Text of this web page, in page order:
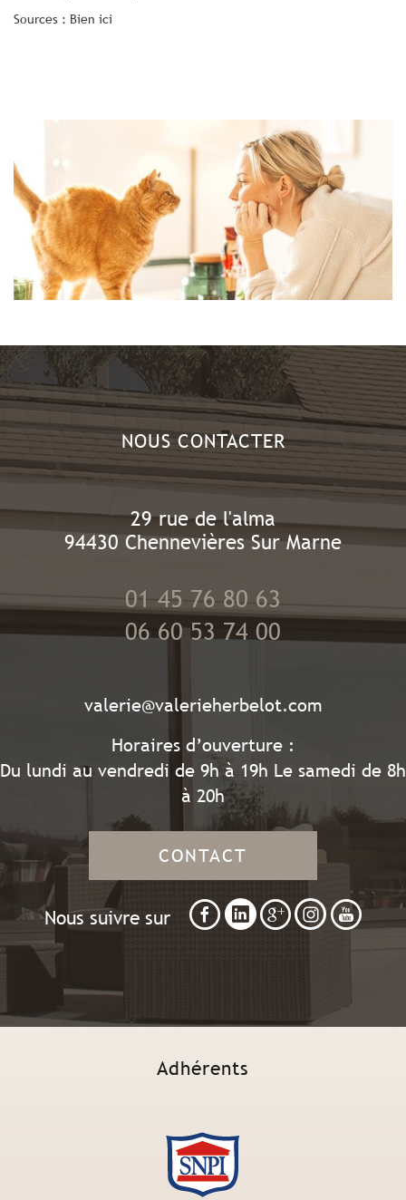
Sources : Bien ici
NOUS CONTACTER
29 rue de l'alma
94430 Chennevières Sur Marne
01 45 76 80 63
06 60 53 74 00
valerie@valerieherbelot.com
Horaires d’ouverture :
Du lundi au vendredi de 9h à 19h Le samedi de 8h
à 20h
CONTACT
Nous suivre sur
Adhérents